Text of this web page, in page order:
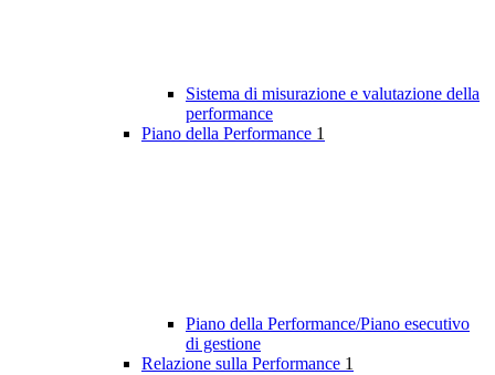
Sistema di misurazione e valutazione della
performance
Piano della Performance 1
Piano della Performance/Piano esecutivo
di gestione
Relazione sulla Performance 1